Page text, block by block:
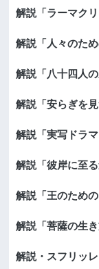
解説「ラーマク
解説「人々のため
解説「八十四人の
解説「安らぎを
解説「実写ドラ
解説「彼岸に至る
解説「王のため
解説「菩薩の生き
解説・スフリッ